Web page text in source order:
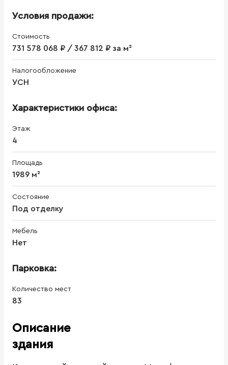
Условия продажи:
Стоимость
731 578 068 ₽ / 367 812 ₽ за м²
Налогообложение
УСН
Характеристики офиса:
Этаж
4
Площадь
1989 м²
Состояние
Под отделку
Мебель
Нет
Парковка:
Количество мест
83
Описание
здания